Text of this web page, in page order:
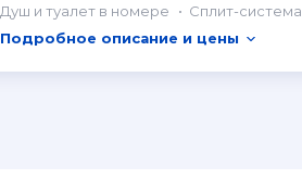
Душ и туалет в номере Сплит-система
Подробное описание и цены